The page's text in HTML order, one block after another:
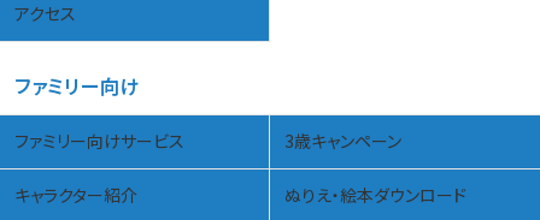
アクセス
ファミリー向け
ファミリー向けサービス 3歳キャンペーン
キャラクター紹介 ぬりえ・絵本ダウンロード